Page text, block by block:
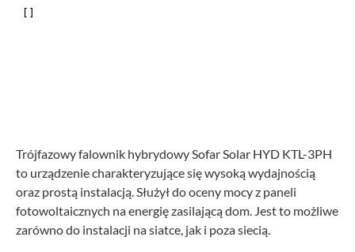
Trójfazowy falownik hybrydowy Sofar Solar HYD KTL-3PH
to urządzenie charakteryzujące się wysoką wydajnością
oraz prostą instalacją. Służył do oceny mocy z paneli
fotowoltaicznych na energię zasilającą dom. Jest to możliwe
zarówno do instalacji na siatce, jak i poza siecią.